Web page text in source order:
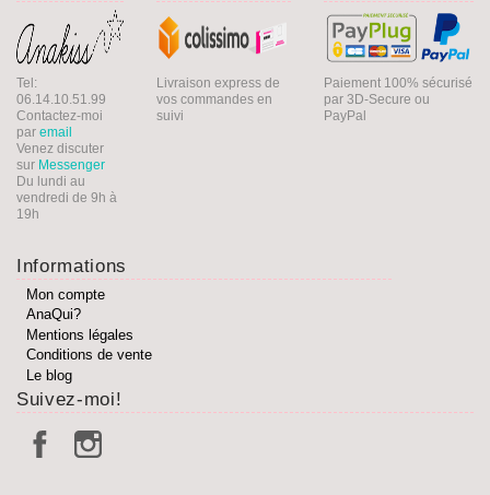
Tel:
06.14.10.51.99
Contactez-moi
par email
Venez discuter
sur Messenger
Du lundi au
vendredi de 9h à
19h
Livraison express de
vos commandes en
suivi
Paiement 100% sécurisé
par 3D-Secure ou
PayPal
Informations
Mon compte
AnaQui?
Mentions légales
Conditions de vente
Le blog
Suivez-moi!